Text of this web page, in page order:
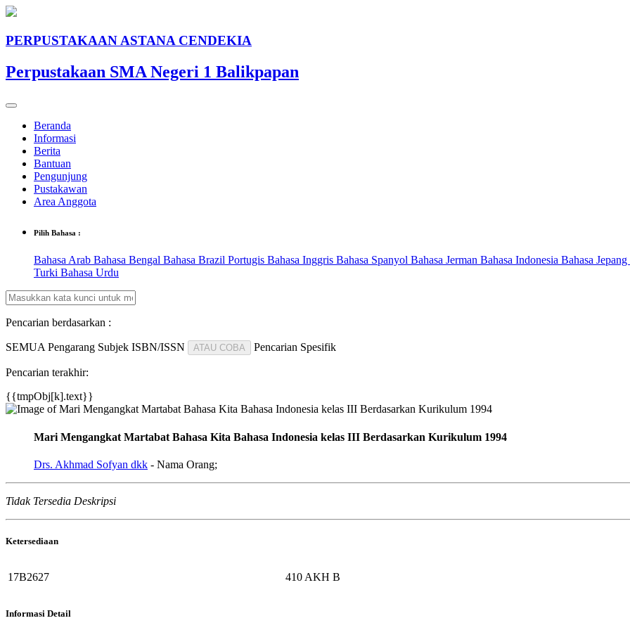
PERPUSTAKAAN ASTANA CENDEKIA
Perpustakaan SMA Negeri 1 Balikpapan
Beranda
Informasi
Berita
Bantuan
Pengunjung
Pustakawan
Area Anggota
Pilih Bahasa :
Bahasa Arab Bahasa Bengal Bahasa Brazil Portugis Bahasa Inggris Bahasa Spanyol Bahasa Jerman Bahasa Indonesia Bahasa Jepang
Turki Bahasa Urdu
Pencarian berdasarkan :
SEMUA Pengarang Subjek ISBN/ISSN ATAU COBA Pencarian Spesifik
Pencarian terakhir:
{{tmpObj[k].text}}
Mari Mengangkat Martabat Bahasa Kita Bahasa Indonesia kelas III Berdasarkan Kurikulum 1994
Drs. Akhmad Sofyan dkk - Nama Orang;
Tidak Tersedia Deskripsi
Ketersediaan
17B2627 410 AKH B
Informasi Detail